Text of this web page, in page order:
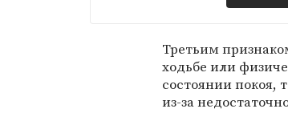
Третьим
ходьбе или
состоянии покоя,
из-за